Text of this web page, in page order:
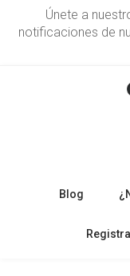
Únete a
notificaciones de
Blog